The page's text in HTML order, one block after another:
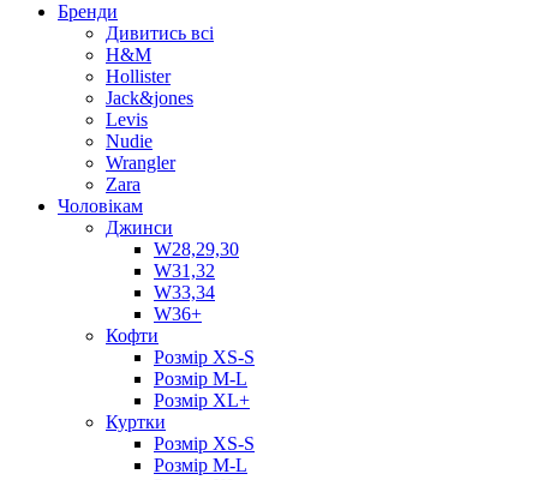
Бренди
Дивитись всі
H&M
Hollister
Jack&jones
Levis
Nudie
Wrangler
Zara
Чоловікам
Джинси
W28,29,30
W31,32
W33,34
W36+
Кофти
Розмір XS-S
Розмір M-L
Розмір XL+
Куртки
Розмір XS-S
Розмір M-L